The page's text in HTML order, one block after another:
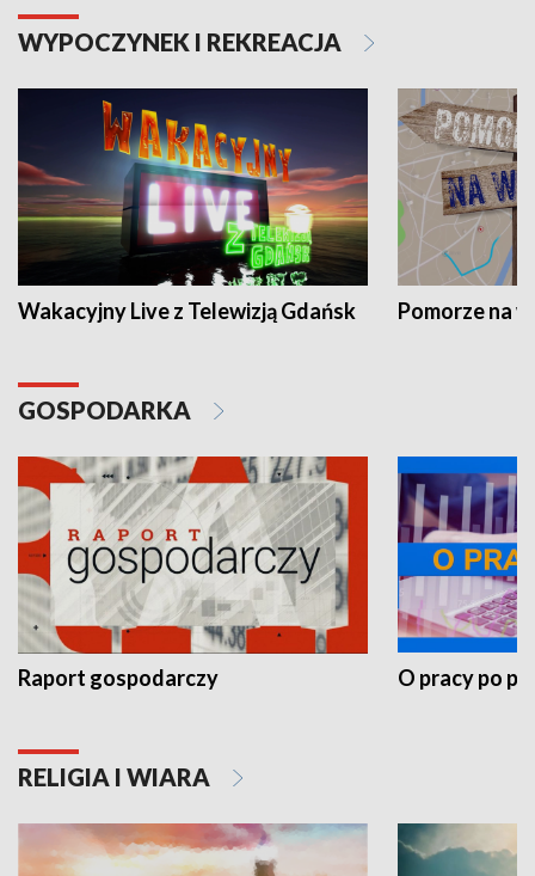
WYPOCZYNEK I REKREACJA
Wakacyjny Live z Telewizją Gdańsk Pomorze na
GOSPODARKA
Raport gospodarczy O pracy po
RELIGIA I WIARA